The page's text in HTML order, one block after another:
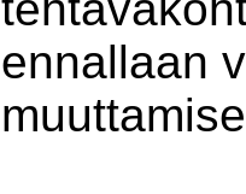
ennallaan